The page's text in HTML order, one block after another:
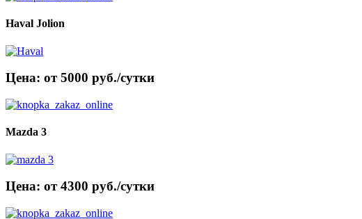
Haval Jolion
Цена: от 5000 руб./сутки
Mazda 3
Цена: от 4300 руб./сутки